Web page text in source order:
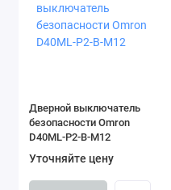
Дверной выключатель
безопасности Omron
D40ML-P2-B-M12
Уточняйте цену